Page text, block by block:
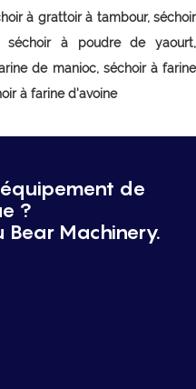
à grattoir à tambour, séchoir
séchoir à poudre de yaourt,
de manioc, séchoir à farine
à farine d'avoine
de
?
Bear Machinery.